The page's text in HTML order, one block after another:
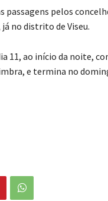
pelos
no distrito de Viseu.
11, ao início da noite,
e termina no